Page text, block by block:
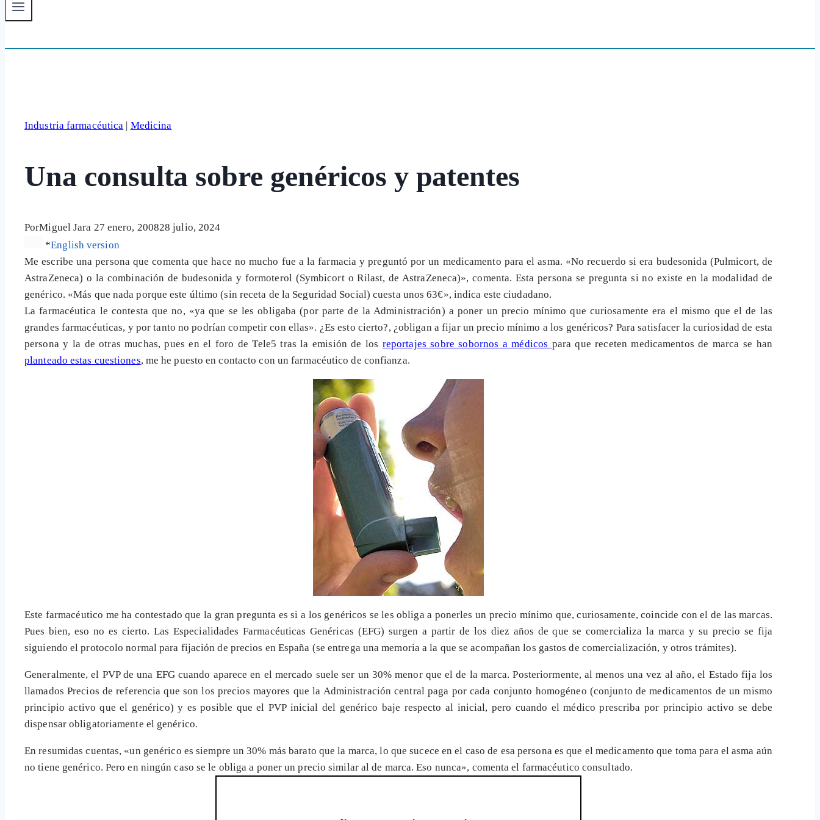
Industria farmacéutica | Medicina
Una consulta sobre genéricos y patentes
PorMiguel Jara 27 enero, 200828 julio, 2024
*English version
Me escribe una persona que comenta que hace no mucho fue a la farmacia y preguntó por un medicamento para el asma. «No recuerdo si era budesonida (Pulmicort, de
AstraZeneca) o la combinación de budesonida y formoterol (Symbicort o Rilast, de AstraZeneca)», comenta. Esta persona se pregunta si no existe en la modalidad de
genérico. «Más que nada porque este último (sin receta de la Seguridad Social) cuesta unos 63€», indica este ciudadano.
La farmacéutica le contesta que no, «ya que se les obligaba (por parte de la Administración) a poner un precio mínimo que curiosamente era el mismo que el de las
grandes farmacéuticas, y por tanto no podrían competir con ellas». ¿Es esto cierto?, ¿obligan a fijar un precio mínimo a los genéricos? Para satisfacer la curiosidad de esta
persona y la de otras muchas, pues en el foro de Tele5 tras la emisión de los reportajes sobre sobornos a médicos para que receten medicamentos de marca se han
planteado estas cuestiones, me he puesto en contacto con un farmacéutico de confianza.
Este farmacéutico me ha contestado que la gran pregunta es si a los genéricos se les obliga a ponerles un precio mínimo que, curiosamente, coincide con el de las marcas.
Pues bien, eso no es cierto. Las Especialidades Farmacéuticas Genéricas (EFG) surgen a partir de los diez años de que se comercializa la marca y su precio se fija
siguiendo el protocolo normal para fijación de precios en España (se entrega una memoria a la que se acompañan los gastos de comercialización, y otros trámites).
Generalmente, el PVP de una EFG cuando aparece en el mercado suele ser un 30% menor que el de la marca. Posteriormente, al menos una vez al año, el Estado fija los
llamados Precios de referencia que son los precios mayores que la Administración central paga por cada conjunto homogéneo (conjunto de medicamentos de un mismo
principio activo que el genérico) y es posible que el PVP inicial del genérico baje respecto al inicial, pero cuando el médico prescriba por principio activo se debe
dispensar obligatoriamente el genérico.
En resumidas cuentas, «un genérico es siempre un 30% más barato que la marca, lo que sucece en el caso de esa persona es que el medicamento que toma para el asma aún
no tiene genérico. Pero en ningún caso se le obliga a poner un precio similar al de marca. Eso nunca», comenta el farmacéutico consultado.